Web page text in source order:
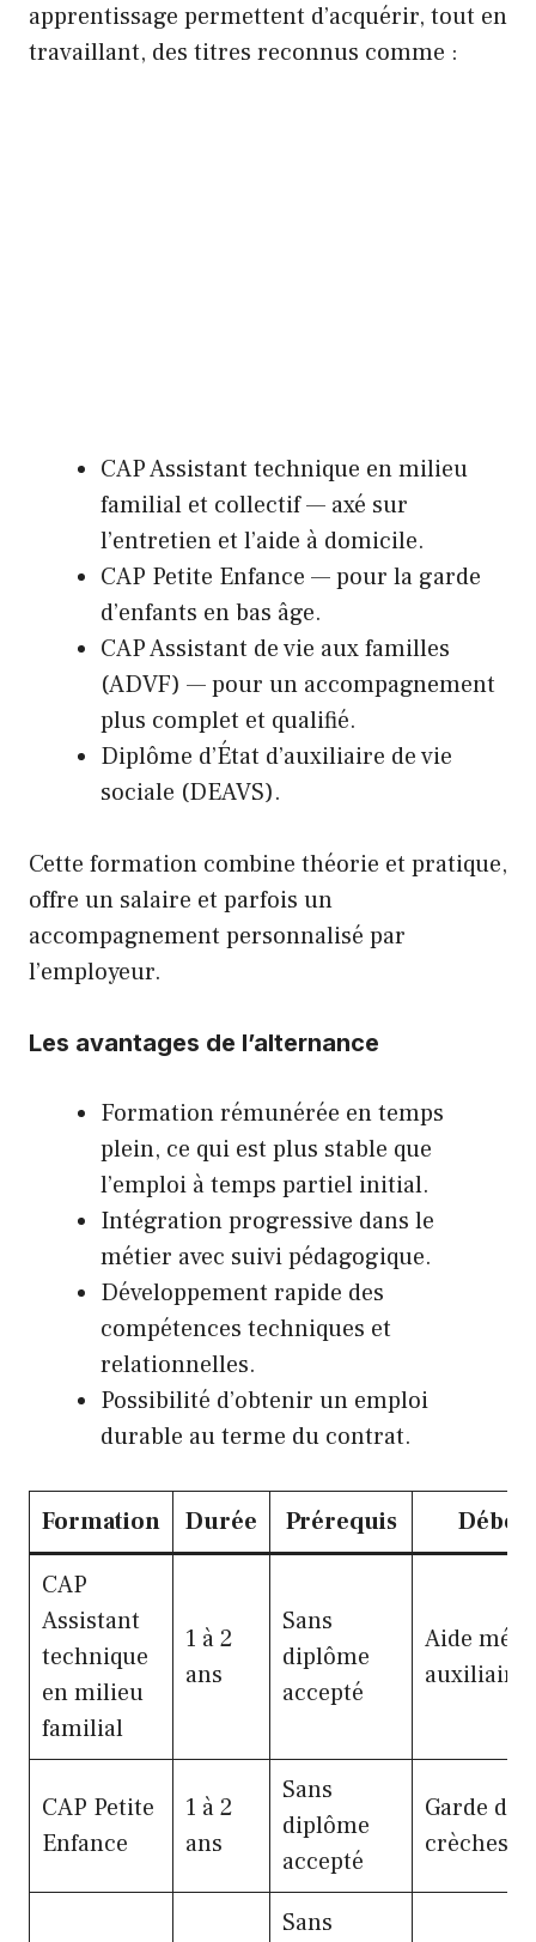
apprentissage permettent d’acquérir, tout en
travaillant, des titres reconnus comme :
CAP Assistant technique en milieu
familial et collectif — axé sur
l’entretien et l’aide à domicile.
CAP Petite Enfance — pour la garde
d’enfants en bas âge.
CAP Assistant de vie aux familles
(ADVF) — pour un accompagnement
plus complet et qualifié.
Diplôme d’État d’auxiliaire de vie
sociale (DEAVS).
Cette formation combine théorie et pratique,
offre un salaire et parfois un
accompagnement personnalisé par
l’employeur.
Les avantages de l’alternance
Formation rémunérée en temps
plein, ce qui est plus stable que
l’emploi à temps partiel initial.
Intégration progressive dans le
métier avec suivi pédagogique.
Développement rapide des
compétences techniques et
relationnelles.
Possibilité d’obtenir un emploi
durable au terme du contrat.
Formation Durée Prérequis
CAP
Assistant
technique
en milieu
familial
1 à 2
ans
Sans
diplôme
accepté
Aide
auxiliaire
CAP Petite
Enfance
1 à 2
ans
Sans
diplôme
accepté
Garde
crèches
Sans